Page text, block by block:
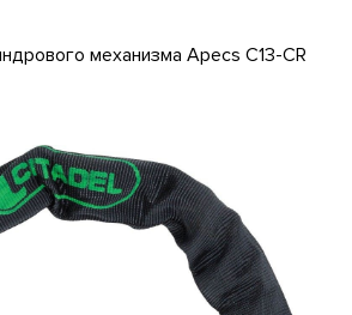
механизма Apecs C13-CR